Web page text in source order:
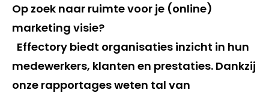
Op zoek naar ruimte voor je (online)
marketing visie?
Effectory biedt organisaties inzicht in hun
medewerkers, klanten en prestaties. Dankzij
onze rapportages weten tal van